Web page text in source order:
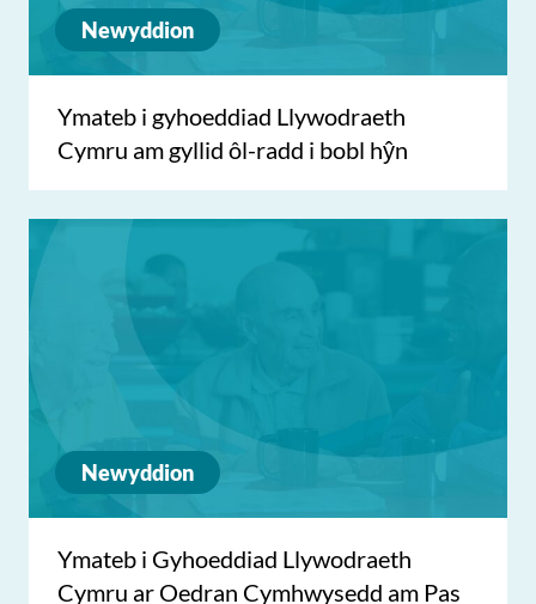
Newyddion
Ymateb i gyhoeddiad Llywodraeth
Cymru am gyllid ôl-radd i bobl hŷn
Newyddion
Ymateb i Gyhoeddiad Llywodraeth
Cymru ar Oedran Cymhwysedd am Pas